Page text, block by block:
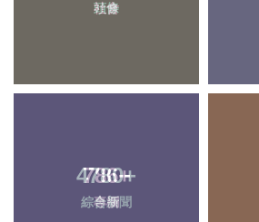
頭條
786+
專欄